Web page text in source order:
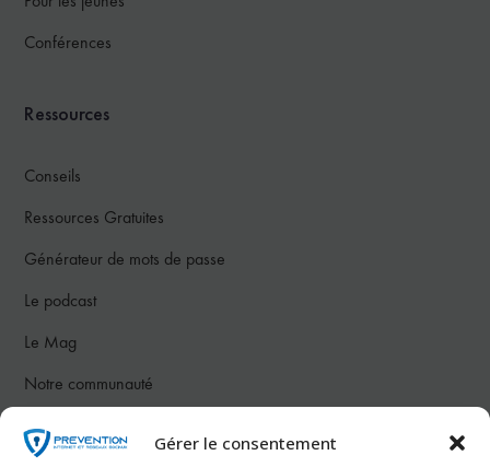
Gérer le consentement
Conférences
Ressources
Conseils
Ressources Gratuites
Générateur de mots de passe
Le podcast
Le Mag
Notre communauté
Nous contacter